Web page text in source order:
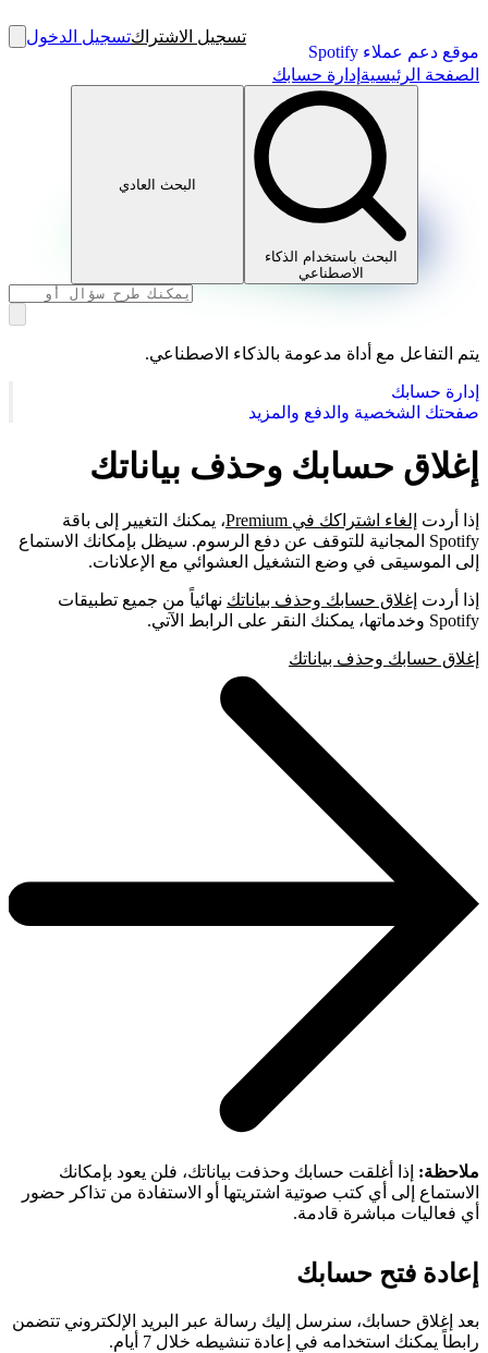
موقع دعم عملاء Spotify
تسجيل الاشتراكتسجيل الدخول
الصفحة الرئيسية إدارة حسابك
البحث باستخدام الذكاء
الاصطناعي
البحث العادي
يتم التفاعل مع أداة مدعومة بالذكاء الاصطناعي.
إدارة حسابك
صفحتك الشخصية والدفع والمزيد
إغلاق حسابك وحذف بياناتك
إذا أردت إلغاء اشتراكك في Premium
، يمكنك التغيير إلى باقة
Spotify المجانية للتوقف عن دفع الرسوم. سيظل بإمكانك الاستماع
إلى الموسيقى في وضع التشغيل العشوائي مع الإعلانات.
إذا أردت إغلاق حسابك وحذف بياناتك نهائياً من جميع تطبيقات
Spotify وخدماتها، يمكنك النقر على الرابط الآتي.
إغلاق حسابك وحذف بياناتك
ملاحظة: إذا أغلقت حسابك وحذفت بياناتك، فلن يعود بإمكانك
الاستماع إلى أي كتب صوتية اشتريتها أو الاستفادة من تذاكر حضور
أي فعاليات مباشرة قادمة.
إعادة فتح حسابك
بعد إغلاق حسابك، سنرسل إليك رسالة عبر البريد الإلكتروني تتضمن
رابطاً يمكنك استخدامه في إعادة تنشيطه خلال 7 أيام.